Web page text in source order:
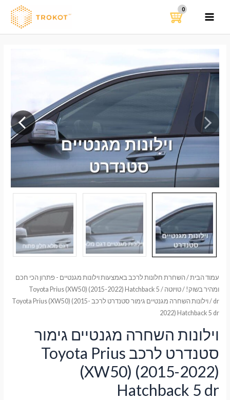
MAIN
עמוד הבית/השחרת חלונות לרכב באמצעות וילונות מגנטיים - פתרון הכי חכם
ומהיר בשוק! /טויוטה /
Toyota Prius (XW50) (2015-2022) Hatchback 5
dr
/ וילונות השחרה מגנטיים גימור סטנדרט לרכב Toyota Prius (XW50) (2015-
2022) Hatchback 5 dr
וילונות השחרה מגנטיים גימור
סטנדרט לרכב Toyota Prius
(XW50) (2015-2022)
Hatchback 5 dr